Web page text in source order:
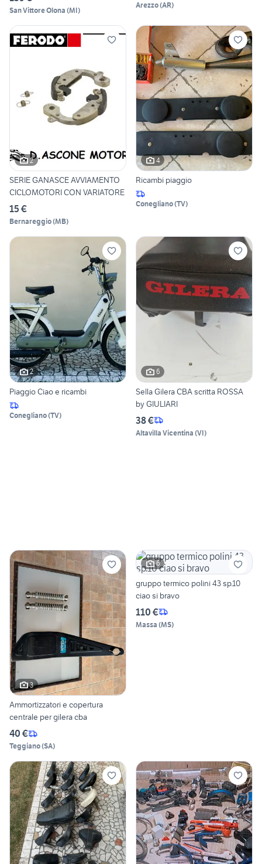
San Vittore Olona (MI)
Arezzo(AR)
2
SERIE GANASCE AVVIAMENTO
CICLOMOTORI CON VARIATORE
15 €
Bernareggio(MB)
4
Ricambi piaggio
Conegliano(TV)
2
Piaggio Ciao e ricambi
Conegliano(TV)
6
Sella Gilera CBA scritta ROSSA
by GIULIARI
38 €
Altavilla Vicentina (VI)
3
Ammortizzatori e copertura
centrale per gilera cba
40 €
Teggiano(SA)
6
gruppo termico polini 43 sp.10
ciao si bravo
110 €
Massa (MS)